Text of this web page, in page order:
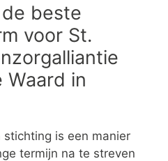
beste
voor St.
in
is een manier
termijn na te streven